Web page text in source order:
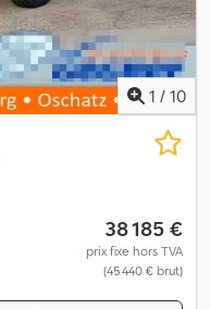
1 / 10
38 185 €
prix fixe hors TVA
(45 440 € brut)